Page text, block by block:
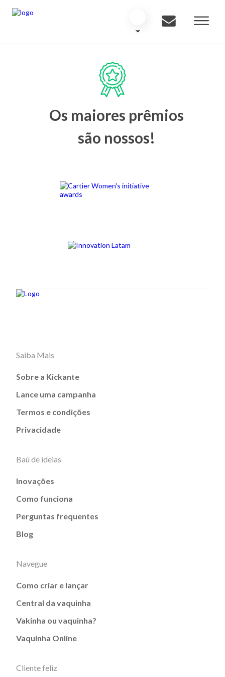
Os maiores prêmios
são nossos!
Saiba Mais
Sobre a Kickante
Lance uma campanha
Termos e condições
Privacidade
Baú de ideias
Inovações
Como funciona
Perguntas frequentes
Blog
Navegue
Como criar e lançar
Central da vaquinha
Vakinha ou vaquinha?
Vaquinha Online
Cliente feliz